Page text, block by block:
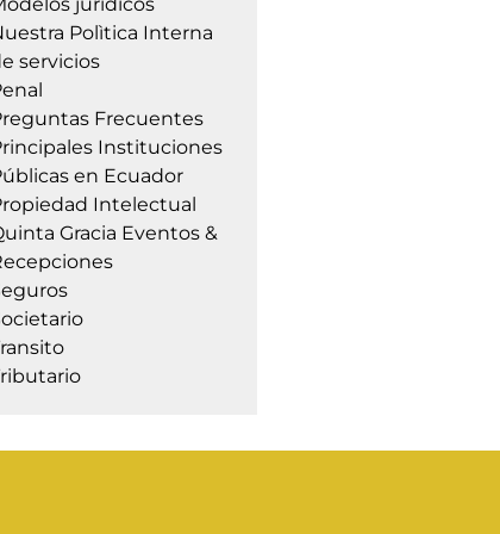
jurídicos
Polìtica Interna
servicios
Frecuentes
Instituciones
en Ecuador
Intelectual
Gracia Eventos &